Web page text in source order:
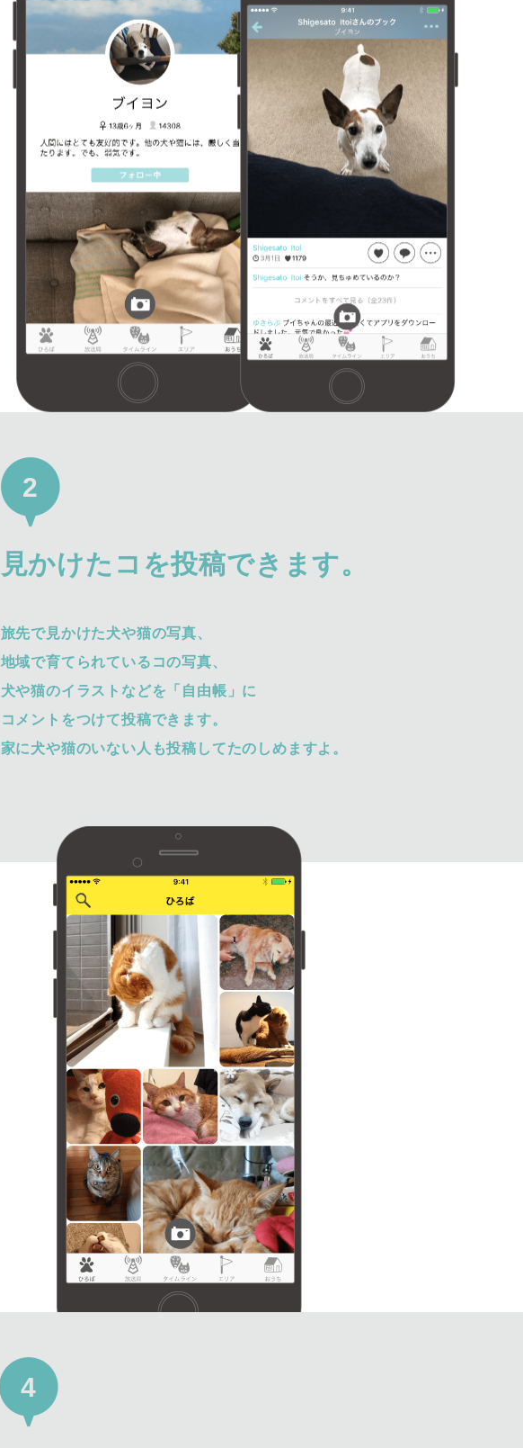
2
見かけたコを投稿できます。
旅先で見かけた犬や猫の写真、
地域で育てられているコの写真、
犬や猫のイラストなどを「自由帳」に
コメントをつけて投稿できます。
家に犬や猫のいない人も投稿してたのしめますよ。
4